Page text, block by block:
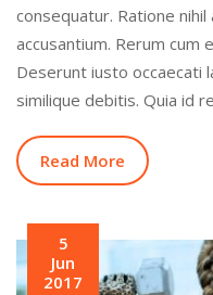
consequatur. Ratione
accusantium. Rerum cum
Deserunt iusto occaecati
similique debitis. Quia id
Read More
5
Jun
2017